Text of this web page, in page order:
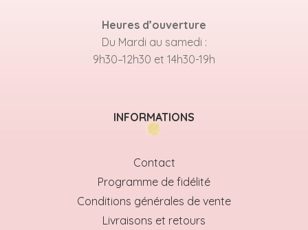
Heures d’ouverture
Du Mardi au samedi :
9h30–12h30 et 14h30-19h
INFORMATIONS
Contact
Programme de fidélité
Conditions générales de vente
Livraisons et retours